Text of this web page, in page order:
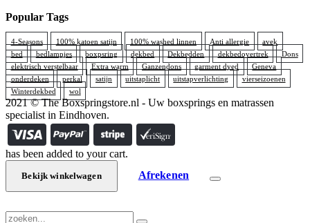
Popular Tags
4-Seasons 100% katoen satijn 100% washed linnen Anti allergie
avek
bed
bedlampjes boxpsring dekbed Dekbedden dekbedovertrek
Dons
elektrisch verstelbaar
Extra warm Ganzendons garment dyed
Geneva
onderdeken
perkal satijn uitstaplicht uitstapverlichting
vierseizoenen
Winterdekbed
wol
2021 © The Boxspringstore.nl - Uw boxsprings en matrassen
specialist in Eindhoven.
has been added to your cart.
Bekijk winkelwagen Afrekenen